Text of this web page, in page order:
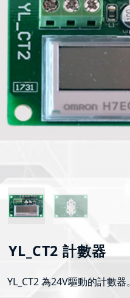
YL_CT2 計數器
YL_CT2 為24V驅動的計數器。